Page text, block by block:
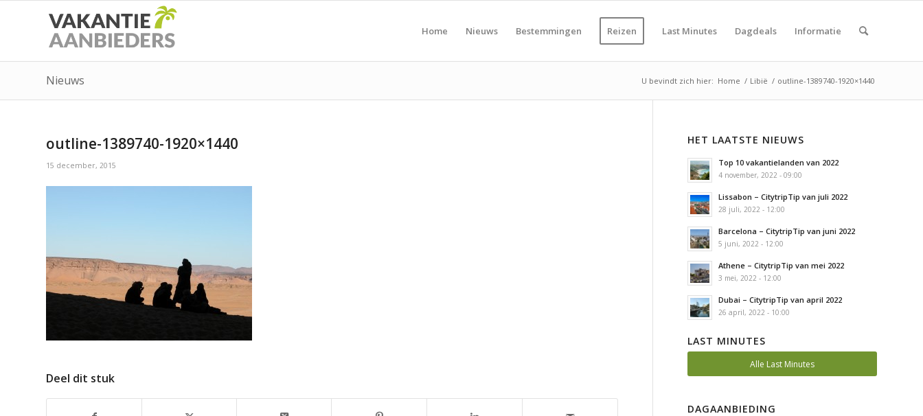
Home Nieuws Bestemmingen Reizen Last Minutes Dagdeals Informatie
Nieuws U bevindt zich hier: Home / Libië / outline-1389740-1920×1440
outline-1389740-1920×1440
15 december, 2015
Deel dit stuk
HET LAATSTE NIEUWS
Top 10 vakantielanden van 2022
4 november, 2022 - 09:00
Lissabon – CitytripTip van juli 2022
28 juli, 2022 - 12:00
Barcelona – CitytripTip van juni 2022
5 juni, 2022 - 12:00
Athene – CitytripTip van mei 2022
3 mei, 2022 - 12:00
Dubai – CitytripTip van april 2022
26 april, 2022 - 10:00
LAST MINUTES
Alle Last Minutes
DAGAANBIEDING